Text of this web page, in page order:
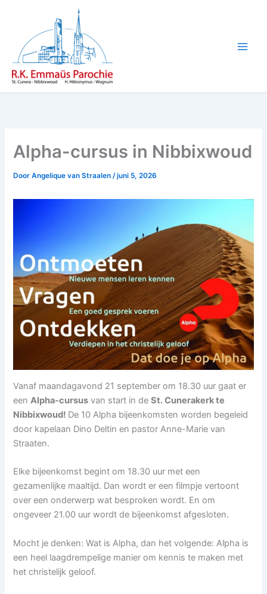
inhoud
Alpha-cursus in Nibbixwoud
DoorAngelique van Straalen/juni 5, 2026
Vanaf maandagavond 21 september om 18.30 uur gaat er
eenAlpha-cursus van start in deSt. Cunerakerk te
Nibbixwoud! De 10 Alpha bijeenkomsten worden begeleid
door kapelaan Dino Deltin en pastor Anne-Marie van
Straaten.
Elke bijeenkomst begint om 18.30 uur met een
gezamenlijke maaltijd. Dan wordt er een filmpje vertoont
over een onderwerp wat besproken wordt. En om
ongeveer 21.00 uur wordt de bijeenkomst afgesloten.
Mocht je denken: Wat is Alpha, dan het volgende: Alpha is
een heel laagdrempelige manier om kennis te maken met
het christelijk geloof.